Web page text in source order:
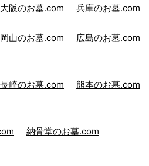
大阪のお墓.com 兵庫のお墓.com
岡山のお墓.com 広島のお墓.com
長崎のお墓.com 熊本のお墓.com
納骨堂のお墓.com